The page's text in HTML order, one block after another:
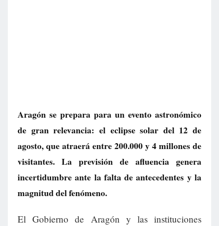
Aragón se prepara para un evento astronómico
de gran relevancia: el eclipse solar del 12 de
agosto, que atraerá entre 200.000 y 4 millones de
visitantes. La previsión de afluencia genera
incertidumbre ante la falta de antecedentes y la
magnitud del fenómeno.
El Gobierno de Aragón y las instituciones